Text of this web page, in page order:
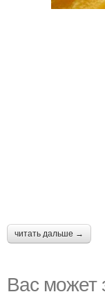
читать дальше →
Вас может